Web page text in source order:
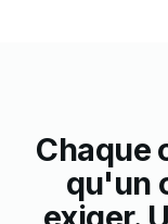
Chaque
qu'un
exiger.